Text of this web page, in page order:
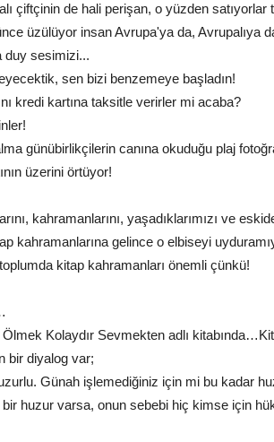
çiftçinin de hali perişan, o yüzden satıyorlar
üzülüyor insan Avrupa'ya da, Avrupalıya
duy sesimizi...
sen bizi benzemeye başladın!
kredi kartına taksitle verirler mi acaba?
günübirlikçilerin canına okuduğu plaj
üzerini örtüyor!
kahramanlarını, yaşadıklarımızı ve
kahramanlarına gelince o elbiseyi
kitap kahramanları önemli çünkü!
Ölmek Kolaydır Sevmekten adlı
bir diyalog var;
Günah işlemediğiniz için mi bu kadar
bir huzur varsa, onun sebebi hiç kimse için